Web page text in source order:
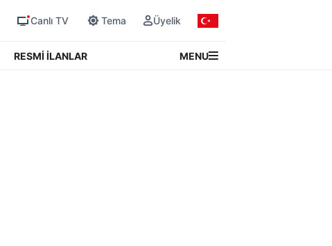
Canlı TV Tema Üyelik
RESMİ İLANLAR MENU